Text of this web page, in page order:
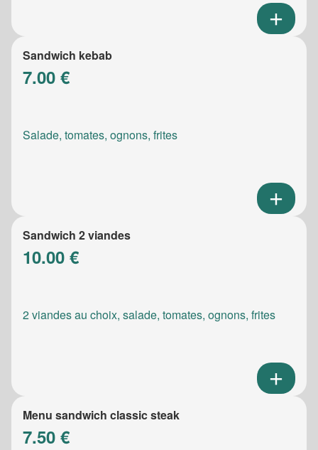
Sandwich kebab
7.00 €
Salade, tomates, ognons, frites
Sandwich 2 viandes
10.00 €
2 viandes au choix, salade, tomates, ognons, frites
Menu sandwich classic steak
7.50 €